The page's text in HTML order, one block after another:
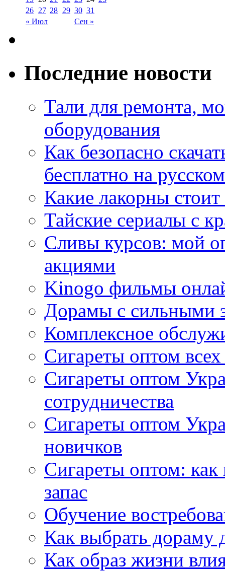
« Июл Сен »
26 27 28 29 30 31
Последние новости
Тали для ремонта,
оборудования
Как безопасно
бесплатно на
Какие лакорны
Тайские сериалы с
Сливы курсов: мой
акциями
Kinogo фильмы
Дорамы с сильными
Комплексное
Сигареты оптом
Сигареты оптом
сотрудничества
Сигареты оптом
новичков
Сигареты оптом:
запас
Обучение
Как выбрать дораму
Как образ жизни